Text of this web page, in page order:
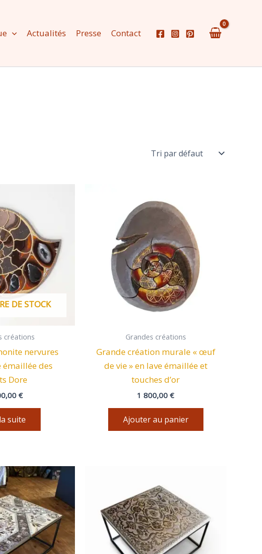
Actualités Presse Contact
DE STOCK
créations
nervures
émaillée des
Dore
€
suite
Grandes créations
Grande création murale « œuf
de vie » en lave émaillée et
touches d’or
1 800,00 €
Ajouter au panier